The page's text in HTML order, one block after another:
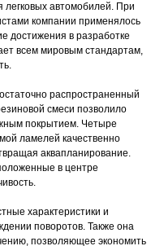
легковых автомобилей. При
компании применялось
достижения в разработке
всем мировым стандартам,
распространенный
смеси позволило
покрытием. Четыре
ламелей качественно
аквапланирование.
в центре
характеристики и
поворотов. Также она
позволяющее экономить